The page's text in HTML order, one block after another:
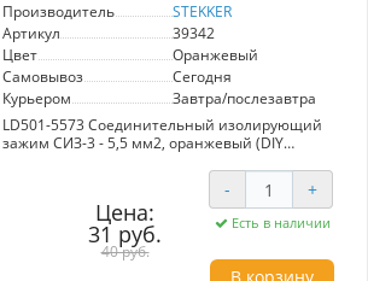
Производитель
STEKKER
Артикул
39342
Цвет
Оранжевый
Самовывоз
Сегодня
Курьером
Завтра/послезавтра
LD501-5573 Соединительный изолирующий
зажим СИЗ-3 - 5,5 мм2, оранжевый (DIY
Цена:
31 руб.
40 руб.
- +
Есть в наличии